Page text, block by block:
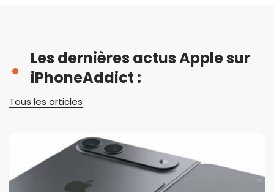
Les dernières actus Apple sur
iPhoneAddict :
Tous les articles